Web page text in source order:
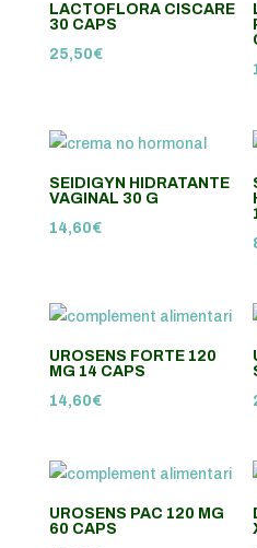
LACTOFLORA CISCARE
30 CAPS
25,50€
SEIDIGYN HIDRATANTE
VAGINAL 30 G
14,60€
UROSENS FORTE 120
MG 14 CAPS
14,60€
UROSENS PAC 120 MG
60 CAPS